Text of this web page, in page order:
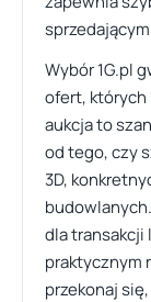
Wybór 1G.pl
ofert, których
aukcja to
od tego, czy
3D,
dla transakcji
praktycznym
przekonaj